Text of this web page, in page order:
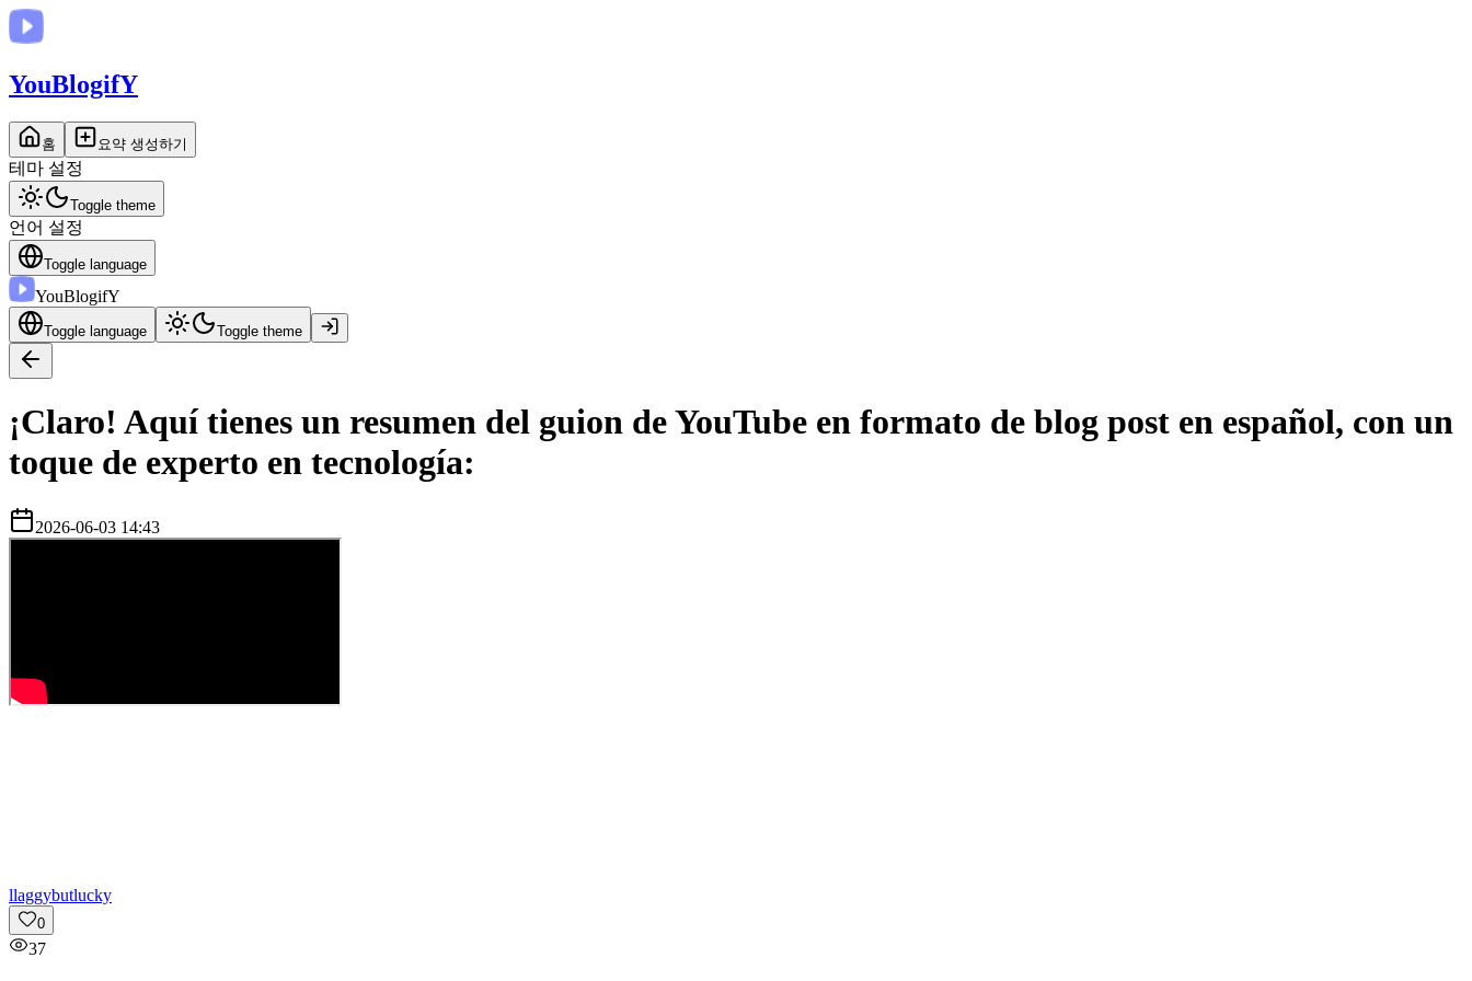
YouBlogifY
홈 요약 생성하기
테마 설정
Toggle theme
언어 설정
Toggle language
YouBlogifY
Toggle language Toggle theme
¡Claro! Aquí tienes un resumen del guion de YouTube en formato de blog post en español, con un
toque de experto en tecnología:
2026-06-03 14:43
llaggybutlucky
0
37